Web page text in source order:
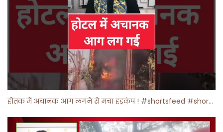
होतक में अचानक आग लगने से मचा हड़कंप ! #shortsfeed #shorts #viralshorts